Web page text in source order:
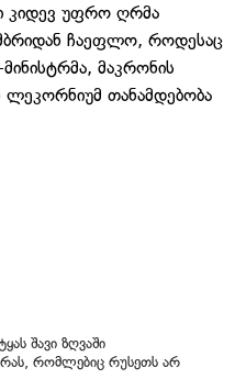
კიდევ უფრო ღრმა
ჩაეფლო, როდესაც
მაკრონის
ლეკორნიუმ თანამდებობა
შავი ზღვაში
რომლებიც რუსეთს არ